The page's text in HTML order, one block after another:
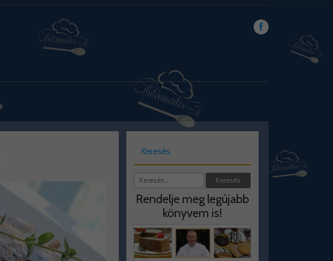
Keresés
Rendelje meg legújabb
könyvem is!